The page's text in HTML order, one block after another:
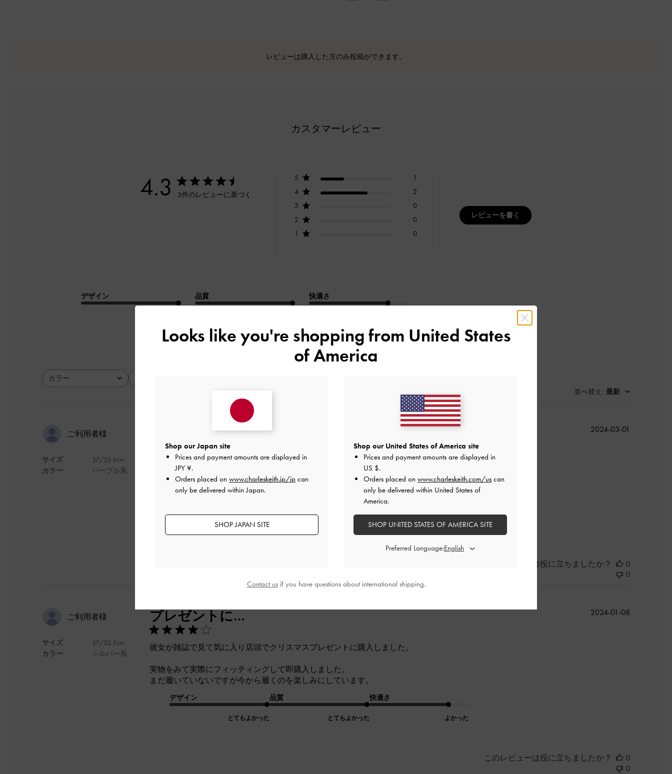
レビューは購入した方のみ投稿ができます。
カスタマーレビュー
4.3 3件のレビューに基づく
5
1
4
2
3
0
2
0
1
0
レビューを書く
デザイン 品質 快適さ
カラー
全て
並べ替え : 最新
ご利用者様
サイズ
カラー
37/23.5cm
パープル系
かわいい！
デザインに一目惚れしました。
歩いていても疲れにくいです。
少しかかと部分が浮いて歩きにくい時もありますが、満足しています。
とてもよかった とてもよかった
快適さ
よかった
2024-03-01
このレビューは役に立ちましたか？
0
0
ご利用者様
サイズ
カラー
37/23.5cm
シルバー系
プレゼントに…
彼女が雑誌で見て気に入り店頭でクリスマスプレゼントに購入しました。
実物をみて実際にフィッティングして即購入しました。
まだ履いていないですが今から履くのを楽しみにしています。
デザイン
とてもよかった
品質
とてもよかった
快適さ
よかった
公
2024-01-08
このレビューは役に立ちましたか？
0
0
Looks like you're shopping from United States
of America
Shop our Japan site
Prices and payment amounts are displayed in
JPY ¥.
Orders placed on www.charleskeith.jp/jp can
only be delivered within Japan.
SHOP JAPAN SITE
Shop our United States of America site
Prices and payment amounts are displayed in
US $.
Orders placed on www.charleskeith.com/us can
only be delivered within United States of
America.
SHOP UNITED STATES OF AMERICA SITE
Preferred Language:
Contact usif you have questions about international shipping.